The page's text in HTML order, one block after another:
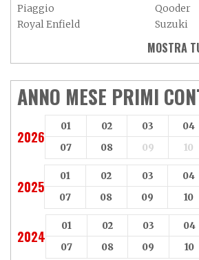
Piaggio
Qooder
Royal Enfield
Suzuki
Triumph
Yamaha
Aeon
Aspes
Axy
Baotian
MOSTRA
ANNO MESE PRIMI
2026
01 02 03 04
07
08 09 10
2025
01 02 03 04
07
08 09 10
2024
01 02 03 04
07
08 09 10